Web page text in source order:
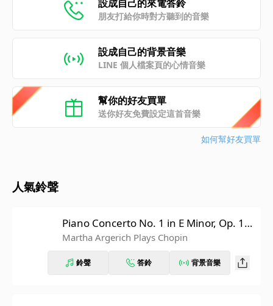
設成自己的來電答鈴
朋友打給你時對方聽到的音樂
設成自己的背景音樂
LINE 個人檔案頁的心情音樂
幫你的好友買單
送你好友免費設定這首音樂
如何幫好友買單
人氣鈴聲
Piano Concerto No. 1 in E Minor, Op. 11:
III. Rondo. Vivace
Martha Argerich Plays Chopin
鈴聲 答鈴 背景音樂